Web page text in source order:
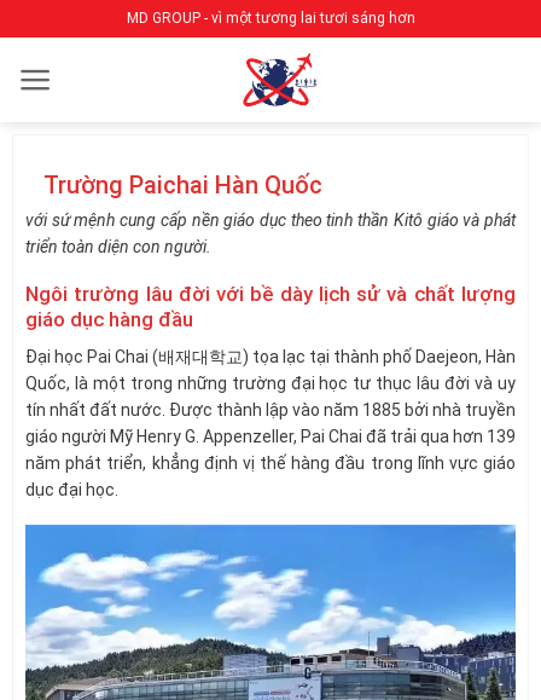
qua
nội
MD GROUP - vì một tương lai tươi sáng hơn
Trường Paichai Hàn Quốc
với sứ mệnh cung cấp nền giáo dục theo tinh thần Kitô giáo và phát
triển toàn diện con người.
Ngôi trường lâu đời với bề dày lịch sử và chất lượng
giáo dục hàng đầu
Đại học Pai Chai (배재대학교) tọa lạc tại thành phố Daejeon, Hàn
Quốc, là một trong những trường đại học tư thục lâu đời và uy
tín nhất đất nước. Được thành lập vào năm 1885 bởi nhà truyền
giáo người Mỹ Henry G. Appenzeller, Pai Chai đã trải qua hơn 139
năm phát triển, khẳng định vị thế hàng đầu trong lĩnh vực giáo
dục đại học.